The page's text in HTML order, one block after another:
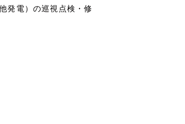
発電）の巡視点検・修